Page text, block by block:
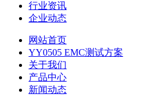
行业资讯
企业动态
网站首页
YY0505 EMC测试方案
关于我们
产品中心
新闻动态